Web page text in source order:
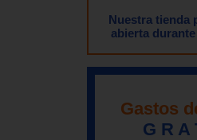
Nuestra tienda
abierta
Gastos
G R A